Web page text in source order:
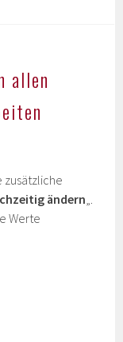
allen
zusätzliche
ändern
Werte